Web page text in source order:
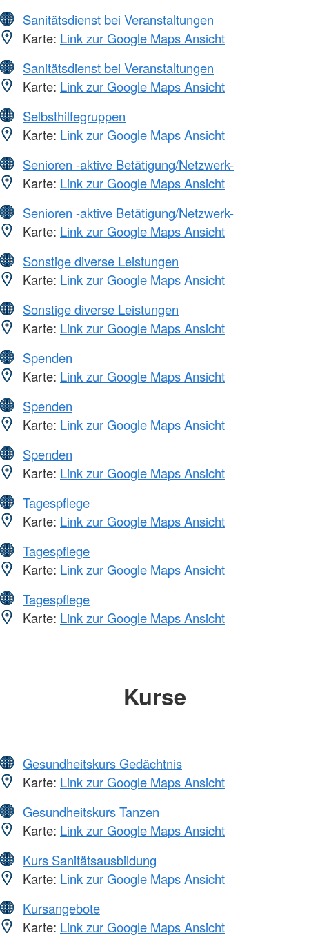
Sanitätsdienst bei Veranstaltungen
Karte: Link zur Google Maps Ansicht
Sanitätsdienst bei Veranstaltungen
Karte: Link zur Google Maps Ansicht
Selbsthilfegruppen
Karte: Link zur Google Maps Ansicht
Senioren -aktive Betätigung/Netzwerk-
Karte: Link zur Google Maps Ansicht
Senioren -aktive Betätigung/Netzwerk-
Karte: Link zur Google Maps Ansicht
Sonstige diverse Leistungen
Karte: Link zur Google Maps Ansicht
Sonstige diverse Leistungen
Karte: Link zur Google Maps Ansicht
Spenden
Karte: Link zur Google Maps Ansicht
Spenden
Karte: Link zur Google Maps Ansicht
Spenden
Karte: Link zur Google Maps Ansicht
Tagespflege
Karte: Link zur Google Maps Ansicht
Tagespflege
Karte: Link zur Google Maps Ansicht
Tagespflege
Karte: Link zur Google Maps Ansicht
Kurse
Gesundheitskurs Gedächtnis
Karte: Link zur Google Maps Ansicht
Gesundheitskurs Tanzen
Karte: Link zur Google Maps Ansicht
Kurs Sanitätsausbildung
Karte: Link zur Google Maps Ansicht
Kursangebote
Karte: Link zur Google Maps Ansicht